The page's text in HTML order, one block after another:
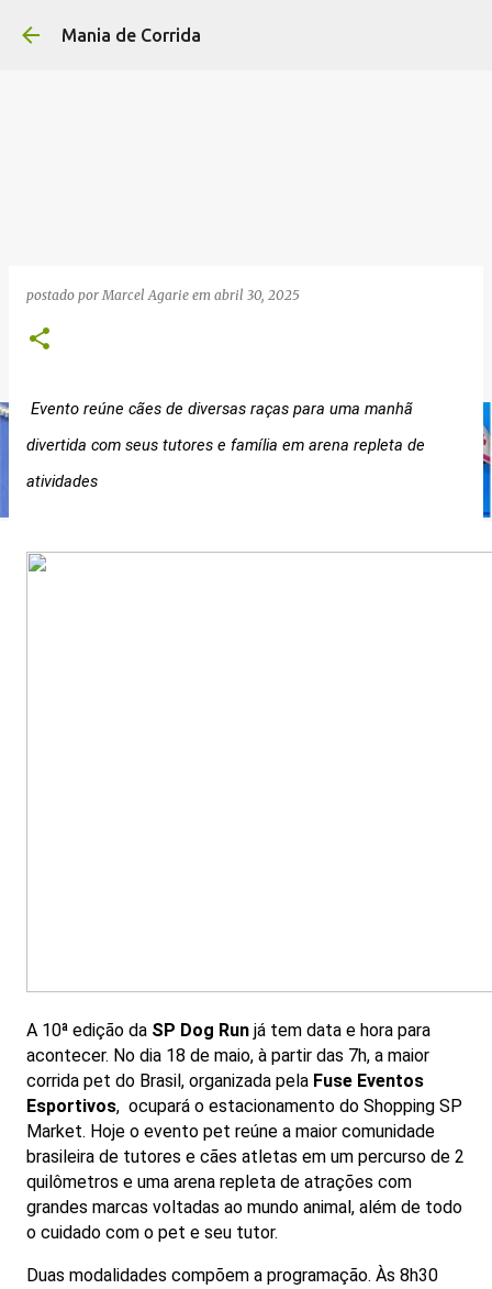
Mania de Corrida
postado porMarcel Agarie em abril 30, 2025
Evento reúne cães de diversas raças para uma manhã
divertida com seus tutores e família em arena repleta de
atividades
A 10ª edição da SP Dog Run já tem data e hora para
acontecer. No dia 18 de maio, à partir das 7h, a maior
corrida pet do Brasil, organizada pela Fuse Eventos
Esportivos, ocupará o estacionamento do Shopping SP
Market. Hoje o evento pet reúne a maior comunidade
brasileira de tutores e cães atletas em um percurso de 2
quilômetros e uma arena repleta de atrações com
grandes marcas voltadas ao mundo animal, além de todo
o cuidado com o pet e seu tutor.
Duas modalidades compõem a programação. Às 8h30